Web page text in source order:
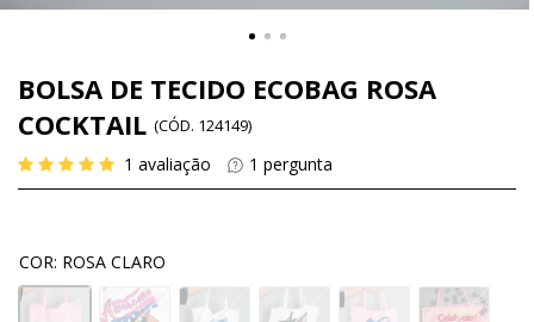
BOLSA DE TECIDO ECOBAG ROSA
COCKTAIL (CÓD. 124149)
1 avaliação 1 pergunta
COR: ROSA CLARO